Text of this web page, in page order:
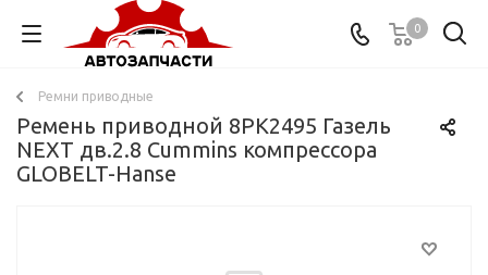
0
Ремни приводные
Ремень приводной 8PK2495 Газель
NEXT дв.2.8 Cummins компрессора
GLOBELT-Hanse